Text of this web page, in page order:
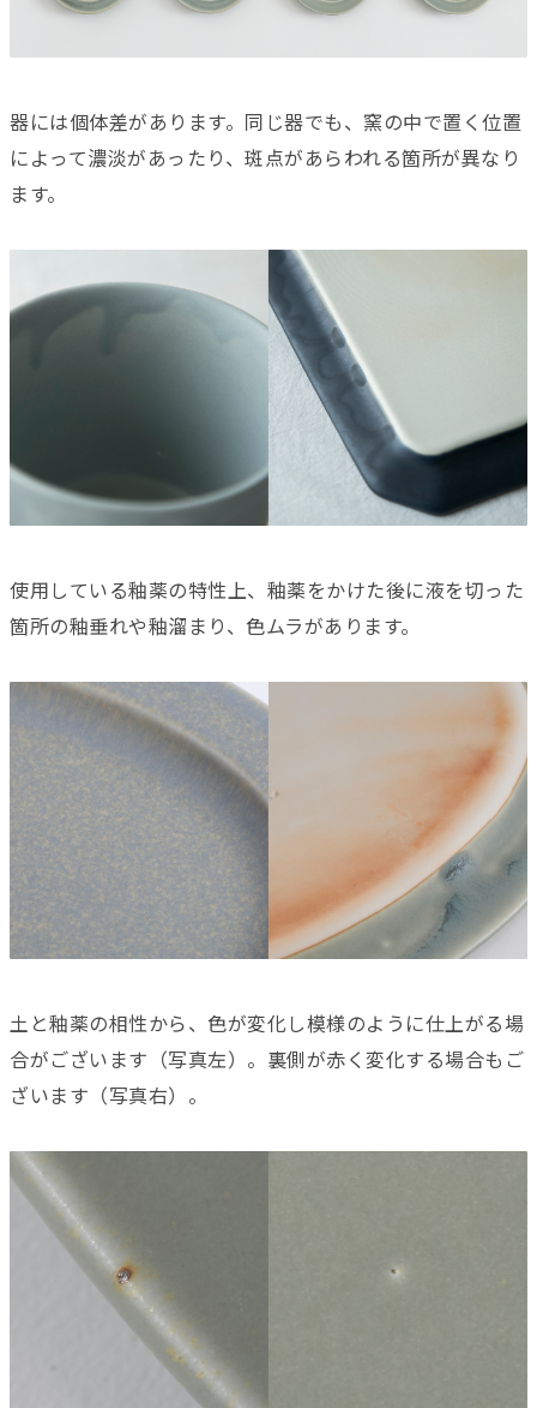
器には個体差があります。同じ器でも、窯の中で置く位置
によって濃淡があったり、斑点があらわれる箇所が異なり
ます。
使用している釉薬の特性上、釉薬をかけた後に液を切った
箇所の釉垂れや釉溜まり、色ムラがあります。
土と釉薬の相性から、色が変化し模様のように仕上がる場
合がございます（写真左）。裏側が赤く変化する場合もご
ざいます（写真右）。